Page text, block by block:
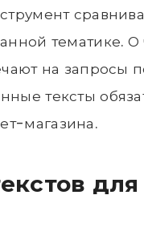
тематике. О
на запросы
тексты
магазина.